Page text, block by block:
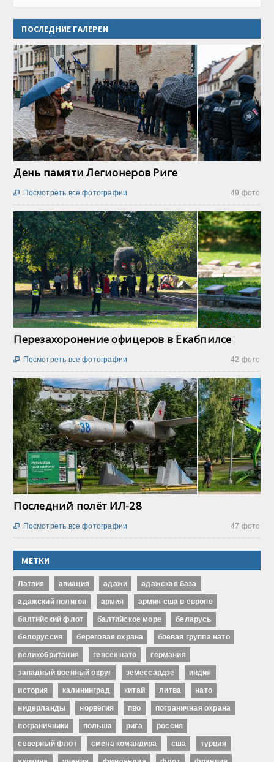
ПОСЛЕДНИЕ ГАЛЕРЕИ
День памяти Легионеров Риге
49 фото
 Посмотреть все фотографии
Перезахоронение офицеров в Екабпилсе
42 фото
 Посмотреть все фотографии
Последний полёт ИЛ-28
47 фото
 Посмотреть все фотографии
МЕТКИ
Латвия авиация адажи адажская база
адажский полигон армия армия сша в европе
балтийский флот балтийское море беларусь
белоруссия береговая охрана боевая группа нато
великобритания генсек нато германия
западный военный округ земессардзе индия
история калининград китай литва нато
нидерланды норвегия пво пограничная охрана
пограничники польша рига россия
северный флот смена командира сша турция